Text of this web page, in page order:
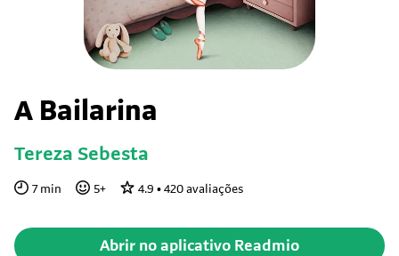
A Bailarina
Tereza Sebesta
7min 5+ 4.9 • 420 avaliações
Abrir no aplicativo Readmio